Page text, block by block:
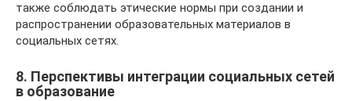
также соблюдать этические нормы при создании и
распространении образовательных материалов в
социальных сетях.
8. Перспективы интеграции социальных сетей
в образование